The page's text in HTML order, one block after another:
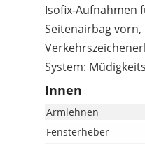
Isofix-Aufnahmen
Seitenairbag vorn,
System:
Innen
Armlehnen
Fensterheber